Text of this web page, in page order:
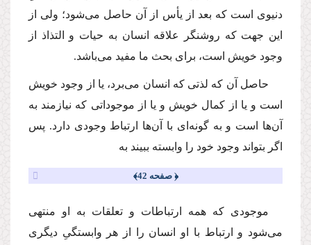
دنیوى است كه بعد از یأس از آن حاصل مى‌شود؛ ولى از
این جهت كه روشنگر علاقه انسان به حیات و التذاذ از
وجود خویش است، براى بحث ما مفید مى‌باشد.
حاصل آن كه لذتى كه انسان مى‌برد، یا از وجود خویش
است و یا از كمال خویش و یا از موجوداتى كه نیازمند به
آن‌ها است و به گونه‌اى با آن‌ها ارتباط وجودى دارد. پس
اگر بتواند وجود خود را وابسته ببیند به
﴿ صفحه 42﴾
موجودى كه همه ارتباطات و تعلقات به او منتهى
مى‌شود و ارتباط با او انسان را از هر وابستگىِ دیگرى